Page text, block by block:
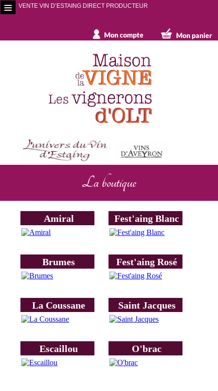
VENTE VIN D’ESTAING DIRECT PRODUCTEUR
La boutique
Amiral Fest'aing Blanc
Brumes Fest'aing Rosé
La Coussane Saint Jacques
Escaillou O'brac